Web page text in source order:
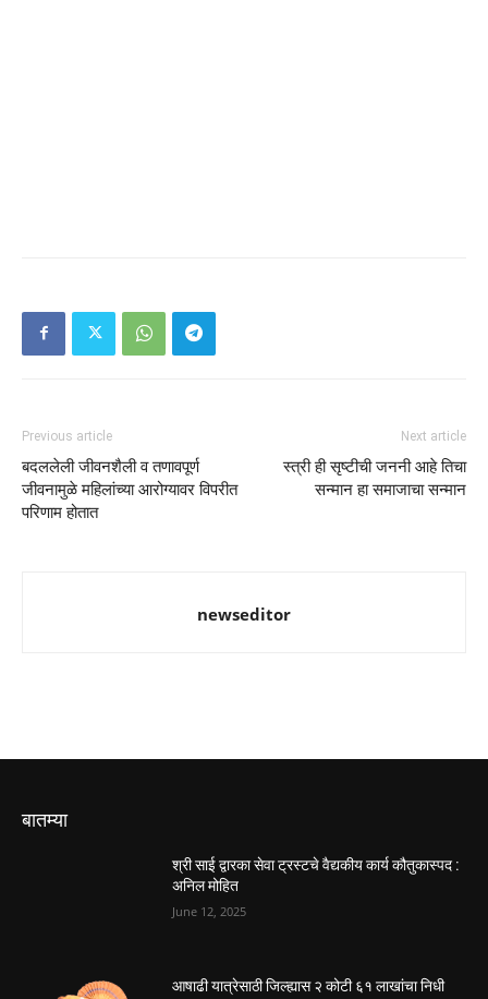
Previous article
बदललेली जीवनशैली व तणावपूर्ण
जीवनामुळे महिलांच्या आरोग्यावर विपरीत
परिणाम होतात
Next article
स्त्री ही सृष्टीची जननी आहे तिचा
सन्मान हा समाजाचा सन्मान
newseditor
बातम्या
श्री साई द्वारका सेवा ट्रस्टचे वैद्यकीय कार्य कौतुकास्पद :
अनिल मोहित
June 12, 2025
आषाढी यात्रेसाठी जिल्ह्यास २ कोटी ६१ लाखांचा निधी